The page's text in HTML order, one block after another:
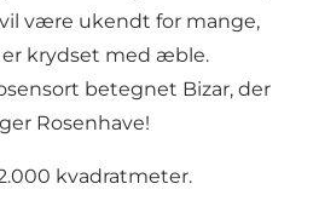
være ukendt for mange,
er krydset med æble.
betegnet Bizar, der
Rosenhave!
kvadratmeter.